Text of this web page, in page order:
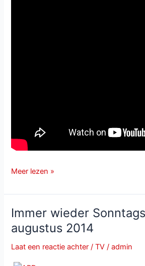
Mario
Christoph
en
Du
bist
immer
Meer lezen »
Immer wieder
augustus 2014
Laat een reactie achter /TV /admin